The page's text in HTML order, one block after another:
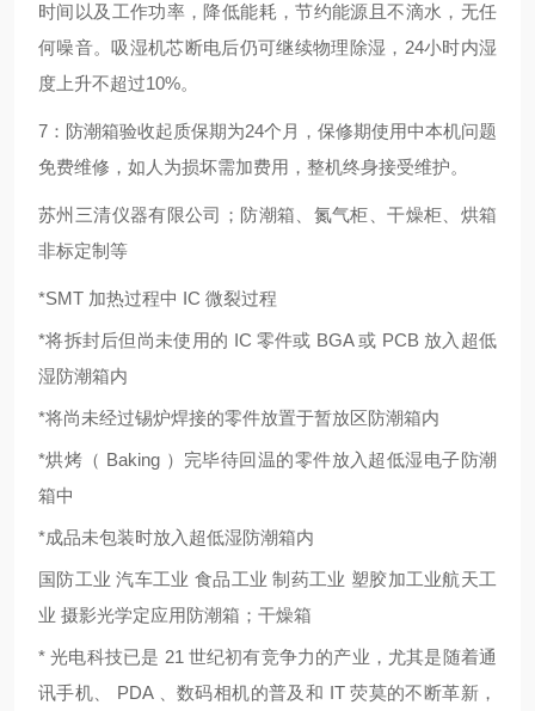
时间以及工作功率，降低能耗，节约能源且不滴水，无任
何噪音。吸湿机芯断电后仍可继续物理除湿， 24小时内湿
度上升不超过10%。
7：防潮箱验收起质保期为24个月，保修期使用中本机问题
免费维修，如人为损坏需加费用，整机终身接受维护。
苏州三清仪器有限公司；防潮箱、氮气柜、干燥柜、烘箱
非标定制等
*SMT 加热过程中 IC 微裂过程
*将拆封后但尚未使用的 IC 零件或 BGA或 PCB 放入超低
湿防潮箱内
*将尚未经过锡炉焊接的零件放置于暂放区防潮箱内
*烘烤（ Baking ）完毕待回温的零件放入超低湿电子防潮
箱中
*成品未包装时放入超低湿防潮箱内
国防工业 汽车工业 食品工业 制药工业 塑胶加工业航天工
业 摄影光学定应用防潮箱；干燥箱
* 光电科技已是 21 世纪初有竞争力的产业，尤其是随着通
讯手机、
PDA 、数码相机的普及和 IT荧莫的不断革新，